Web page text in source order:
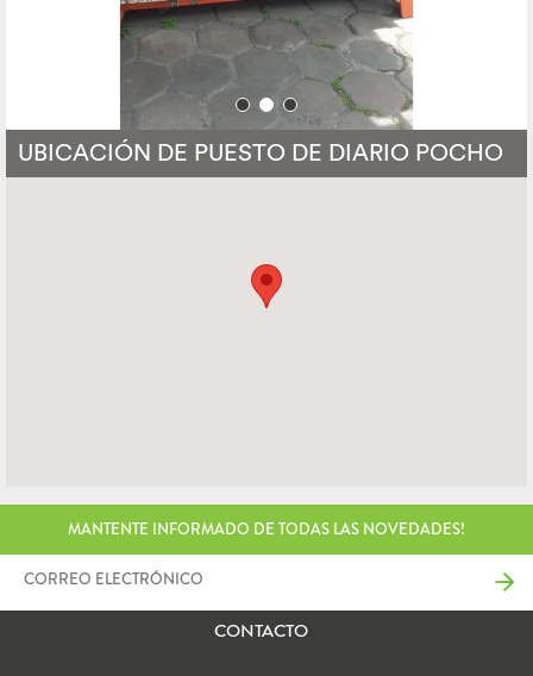
UBICACIÓN DE PUESTO DE DIARIO POCHO
MANTENTE INFORMADO DE TODAS LAS NOVEDADES!
CONTACTO